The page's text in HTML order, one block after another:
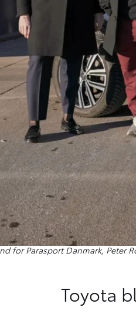
for Parasport Danmark, Peter
Toyota